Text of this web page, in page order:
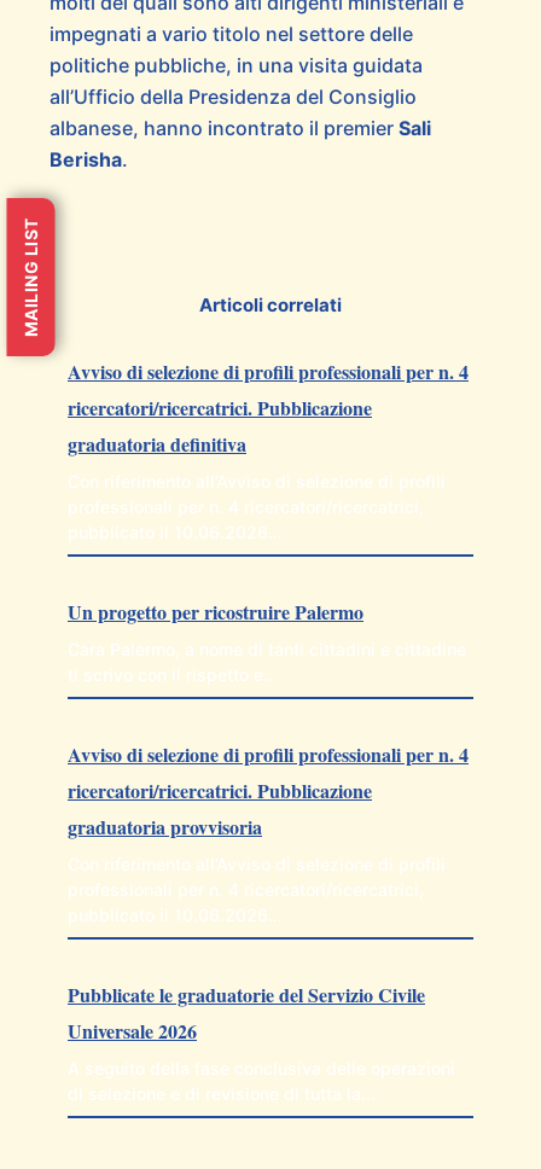
impegnati a vario titolo nel settore delle
politiche pubbliche, in una visita guidata
all’Ufficio della Presidenza del Consiglio
albanese, hanno incontrato il premier Sali
Berisha.
Articoli correlati
Avviso di selezione di profili professionali per n. 4
ricercatori/ricercatrici. Pubblicazione
graduatoria definitiva
Con riferimento all’Avviso di selezione di profili
professionali per n. 4 ricercatori/ricercatrici,
pubblicato il 10.06.2026…
Un progetto per ricostruire Palermo
Cara Palermo, a nome di tanti cittadini e cittadine
ti scrivo con il rispetto e…
Avviso di selezione di profili professionali per n. 4
ricercatori/ricercatrici. Pubblicazione
graduatoria provvisoria
Con riferimento all’Avviso di selezione di profili
professionali per n. 4 ricercatori/ricercatrici,
pubblicato il 10.06.2026…
Pubblicate le graduatorie del Servizio Civile
Universale 2026
A seguito della fase conclusiva delle operazioni
di selezione e di revisione di tutta la…
MAILING LIST